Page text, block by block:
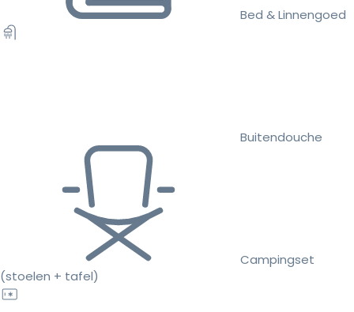
Bed & Linnengoed
Buitendouche
Campingset
(stoelen + tafel)